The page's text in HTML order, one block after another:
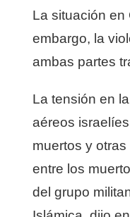
La situación en
embargo, la
ambas partes
La tensión en
aéreos
muertos y
entre los
del grupo